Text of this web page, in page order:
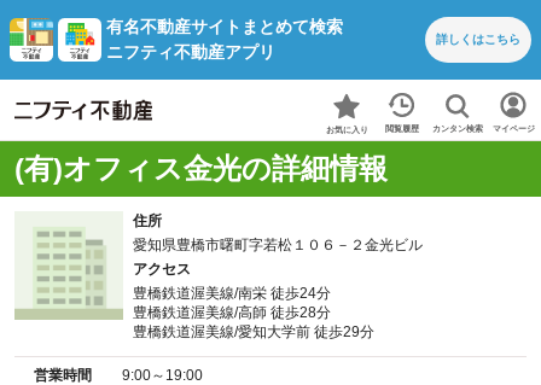
有名不動産サイトまとめて検索
ニフティ不動産アプリ
詳しくはこちら
お気に入り 閲覧履歴 カンタン検索 マイページ
(有)オフィス金光の詳細情報
住所
愛知県豊橋市曙町字若松１０６－２金光ビル
アクセス
豊橋鉄道渥美線/南栄 徒歩24分
豊橋鉄道渥美線/高師 徒歩28分
豊橋鉄道渥美線/愛知大学前 徒歩29分
営業時間 9:00～19:00